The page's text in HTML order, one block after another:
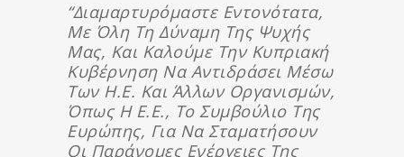
“Διαμαρτυρόμαστε Εντονότατα,
Με Όλη Τη Δύναμη Της Ψυχής
Μας, Και Καλούμε Την Κυπριακή
Κυβέρνηση Να Αντιδράσει Μέσω
Των Η.Ε. Και Άλλων Οργανισμών,
Όπως Η Ε.Ε., Το Συμβούλιο Της
Ευρώπης, Για Να Σταματήσουν
Οι Παράνομες Ενέργειες Της